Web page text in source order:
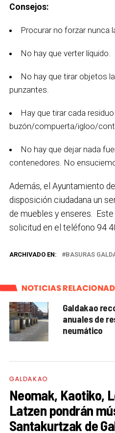
Consejos:
Procurar no forzar nunca
No hay que verter líquido.
No hay que tirar objetos
punzantes.
Hay que tirar cada
buzón/compuerta/igloo/
No hay que dejar nada
contenedores. No
Además, el Ayuntamiento
disposición ciudadana un
de muebles y enseres.
solicitud en el teléfono 94
ARCHIVADO EN: BASURAS
NOTICIAS
Galdakao
anuales de
neumático
GALDAKAO
Neomak, Kaotiko,
Latzen pondrán
Santakurtzak de